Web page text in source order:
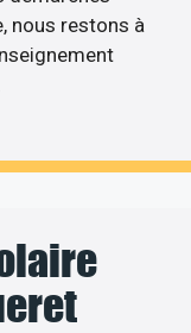
nous restons à